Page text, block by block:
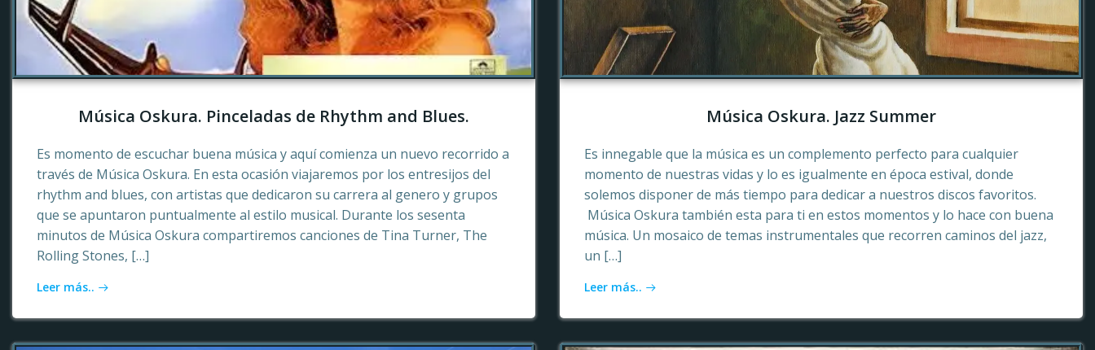
Música Oskura. Pinceladas de Rhythm and Blues.
Es momento de escuchar buena música y aquí comienza un nuevo recorrido a
través de Música Oskura. En esta ocasión viajaremos por los entresijos del
rhythm and blues, con artistas que dedicaron su carrera al genero y grupos
que se apuntaron puntualmente al estilo musical. Durante los sesenta
minutos de Música Oskura compartiremos canciones de Tina Turner, The
Rolling Stones, […]
Leer más..
Música Oskura. Jazz Summer
Es innegable que la música es un complemento perfecto para cualquier
momento de nuestras vidas y lo es igualmente en época estival, donde
solemos disponer de más tiempo para dedicar a nuestros discos favoritos.
Música Oskura también esta para ti en estos momentos y lo hace con buena
música. Un mosaico de temas instrumentales que recorren caminos del jazz,
un […]
Leer más..